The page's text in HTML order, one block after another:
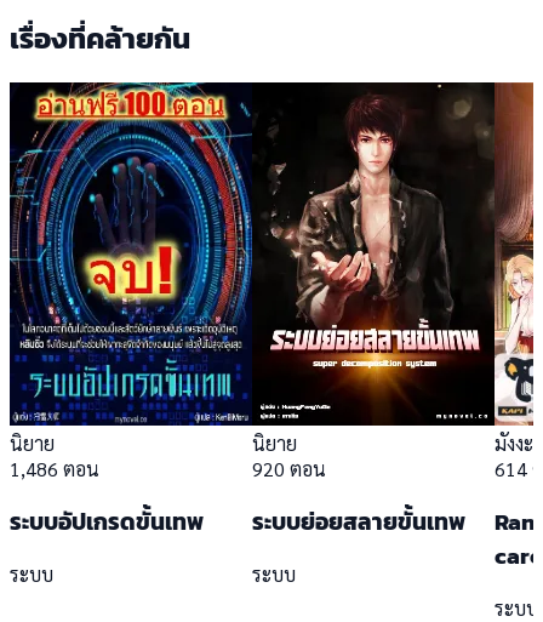
เรื่องที่คล้ายกัน
นิยาย
1,486 ตอน
ระบบอัปเกรดขั้นเทพ
ระบบ
นิยาย
920 ตอน
ระบบย่อยสลายขั้นเทพ
ระบบ
มังงะ
614
ระบบ